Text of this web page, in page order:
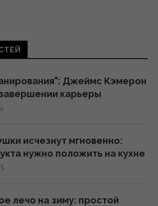
солиста "Ногу свело!" в
шин и бутылок держат 20°C
и отопления: как это
2026
в которой
Джеймс Кэмерон
карьеры
исчезнут мгновенно:
нужно положить на кухне
лечо на зиму: простой